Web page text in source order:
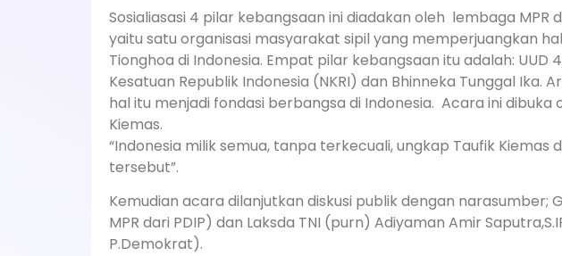
Sosialiasasi 4 pilar kebangsaan ini diadakan oleh lembaga MPR
yaitu satu organisasi masyarakat sipil yang memperjuangkan
Tionghoa di Indonesia. Empat pilar kebangsaan itu adalah: UUD
Kesatuan Republik Indonesia (NKRI) dan Bhinneka Tunggal Ika.
hal itu menjadi fondasi berbangsa di Indonesia. Acara ini dibuka
Kiemas.
“Indonesia milik semua, tanpa terkecuali, ungkap Taufik
tersebut”.
Kemudian acara dilanjutkan diskusi publik dengan narasumber;
MPR dari PDIP) dan Laksda TNI (purn) Adiyaman Amir
P.Demokrat).